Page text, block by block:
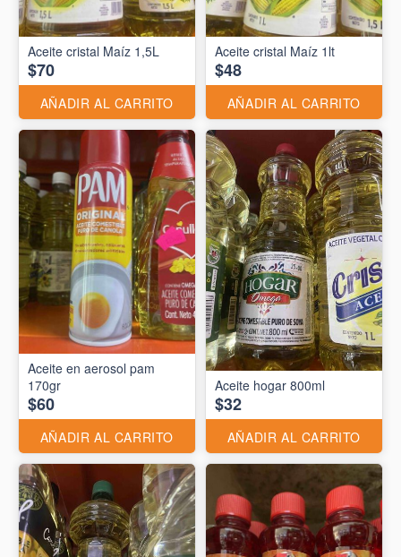
Aceite cristal Maíz 1,5L
$70
AÑADIR AL CARRITO
Aceite cristal Maíz 1lt
$48
AÑADIR AL CARRITO
Aceite en aerosol pam
170gr
$60
AÑADIR AL CARRITO
Aceite hogar 800ml
$32
AÑADIR AL CARRITO